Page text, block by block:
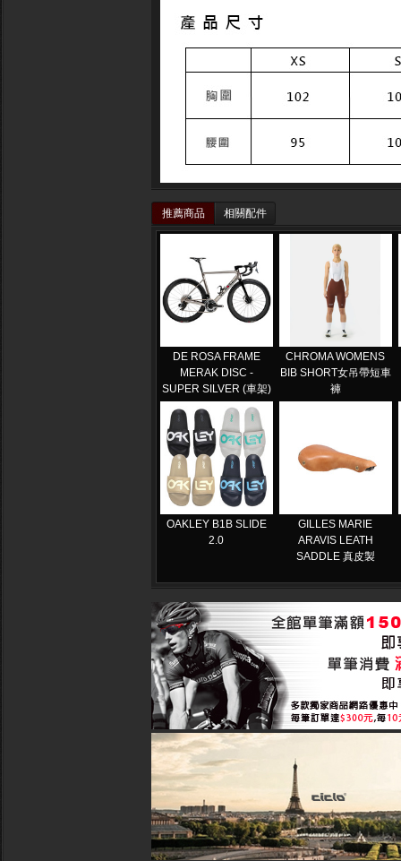
推薦商品 相關配件
DE ROSA FRAME
MERAK DISC -
SUPER SILVER (車架)
CHROMA WOMENS
BIB SHORT女吊帶短車
褲
OAKLEY B1B SLIDE
2.0
GILLES MARIE
ARAVIS LEATH
SADDLE 真皮製